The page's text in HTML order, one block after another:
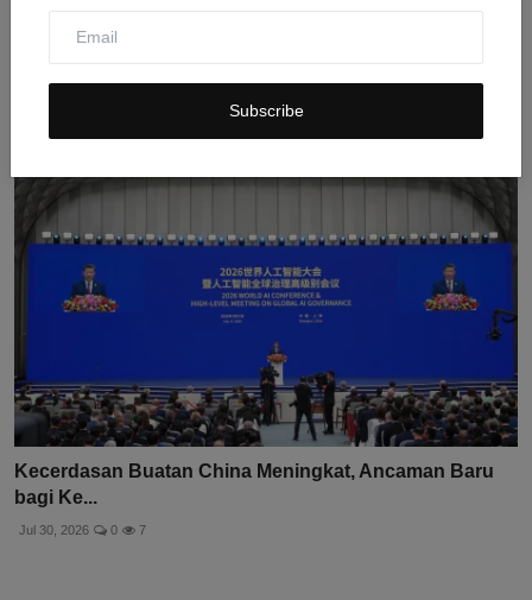
Subscribe
Balapan 24 Jam Menyelamatkan Taruhan AI Situational
Jul 31, 2026
Kecerdasan Buatan China Meningkat, Ancaman Baru
bagi Ke...
Jul 30, 2026 0 7